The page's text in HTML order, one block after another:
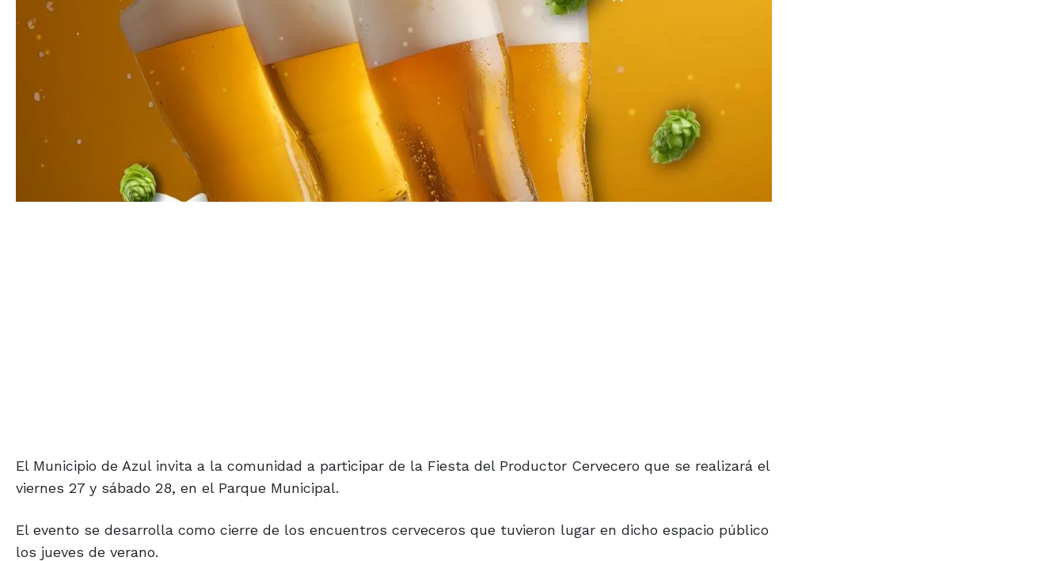
El Municipio de Azul invita a la comunidad a participar de la Fiesta del Productor Cervecero que se realizará el
viernes 27 y sábado 28, en el Parque Municipal.
El evento se desarrolla como cierre de los encuentros cerveceros que tuvieron lugar en dicho espacio público
los jueves de verano.